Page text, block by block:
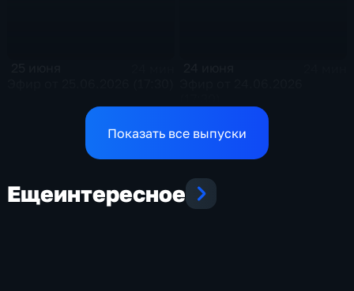
Показать все выпуски
Ещеинтересное